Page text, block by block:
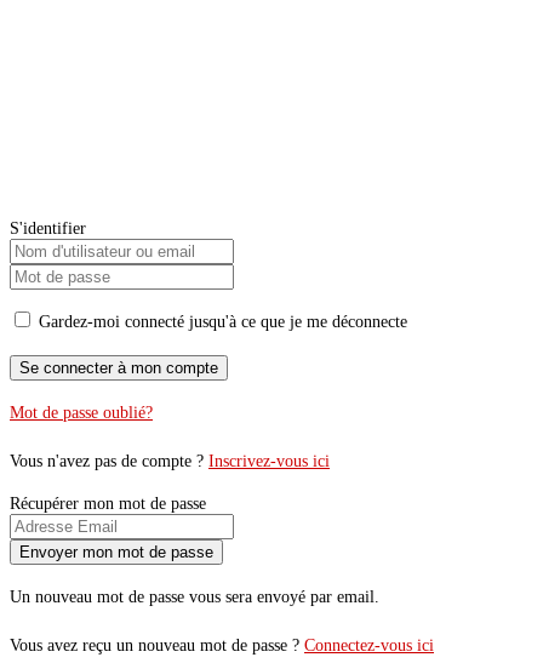
S'identifier
Gardez-moi connecté jusqu'à ce que je me déconnecte
Mot de passe oublié?
Vous n'avez pas de compte ? Inscrivez-vous ici
Récupérer mon mot de passe
Un nouveau mot de passe vous sera envoyé par email.
Vous avez reçu un nouveau mot de passe ? Connectez-vous ici